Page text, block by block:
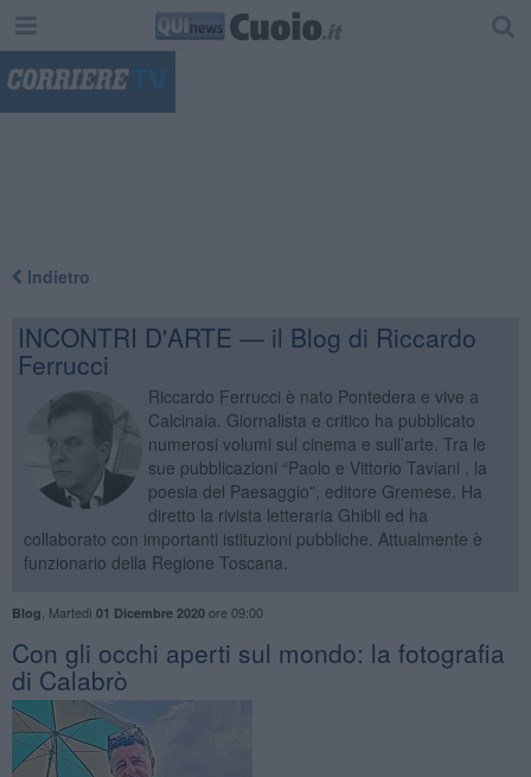
Indietro
INCONTRI D'ARTE — il Blog di Riccardo
Ferrucci
Riccardo Ferrucci è nato Pontedera e vive a
Calcinaia. Giornalista e critico ha pubblicato
numerosi volumi sul cinema e sull’arte. Tra le
sue pubblicazioni “Paolo e Vittorio Taviani , la
poesia del Paesaggio”, editore Gremese. Ha
diretto la rivista letteraria Ghibli ed ha
collaborato con importanti istituzioni pubbliche. Attualmente è
funzionario della Regione Toscana.
Blog Martedì 01 Dicembre 2020ore 09:00
​Con gli occhi aperti sul mondo: la fotografia
di Calabrò